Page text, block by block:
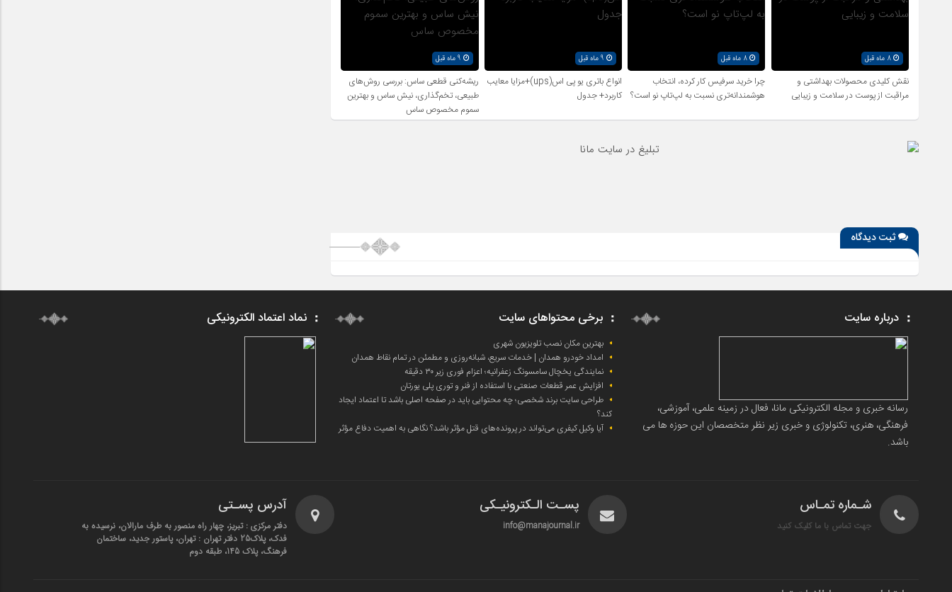
8 ماه قبل
نقش کلیدی محصولات بهداشتی و
مراقبت از پوست در سلامت و زیبایی
8 ماه قبل
چرا خرید سرفیس کار کرده، انتخاب
هوشمندانه‌تری نسبت به لپ‌تاپ نو است؟
انواع باتری یو پی اس(ups)+مزایا معایب
کاربرد+ جدول
ریشه‌کنی قطعی ساس: بررسی روش‌های
طبیعی، تخم‌گذاری، نیش ساس و بهترین
سموم مخصوص ساس
ثبت دیدگاه
درباره سایت
رسانه خبری و مجله الکترونیکی مانا، فعال در زمینه علمی، آموزشی،
فرهنگی، هنری، تکنولوژی و خبری زیر نظر متخصصان این حوزه ها می
باشد.
برخی محتواهای سایت
بهترین مکان نصب تلویزیون شهری
امداد خودرو همدان | خدمات سریع، شبانه‌روزی و مطمئن در تمام نقاط همدان
نمایندگی یخچال سامسونگ زعفرانیه؛ اعزام فوری زیر ۳۰ دقیقه
افزایش عمر قطعات صنعتی با استفاده از فنر و توری پلی یورتان
طراحی سایت برند شخصی؛ چه محتوایی باید در صفحه اصلی باشد تا اعتماد ایجاد
کند؟
آیا وکیل کیفری می‌تواند در پرونده‌های قتل مؤثر باشد؟ نگاهی به اهمیت دفاع مؤثر
نماد اعتماد الکترونیکی
شـماره تمـاس
جهت تماس با ما کلیک کنید
پسـت الـکترونیـکی
info@manajournal.ir
آدرس پسـتی
دفتر مرکزی : تبریز، چهار راه منصور به طرف مارالان، نرسیده به
فدک، پلاک25 دفتر تهران : تهران، پاستور جدید، ساختمان
فرهنگ، پلاک 145، طبقه دوم